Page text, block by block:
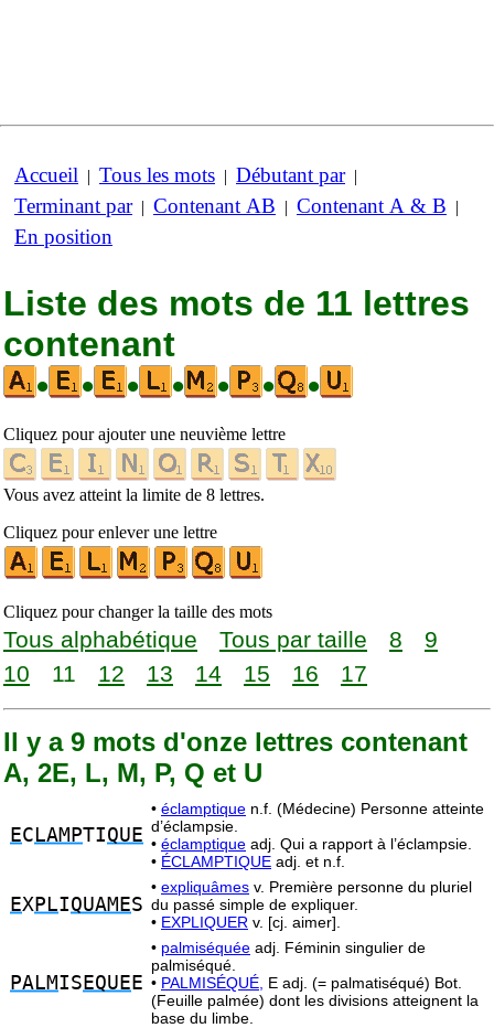
Accueil | Tous les mots | Débutant par|
Terminant par| Contenant AB | Contenant A & B |
En position
Liste des mots de 11 lettres
contenant
•
• • • • • •
Cliquez pour ajouter une neuvième lettre
Vous avez atteint la limite de 8 lettres.
Cliquez pour enlever une lettre
Cliquez pour changer la taille des mots
Tous alphabétique Tous par taille 8
9
10
11 12 13 14 15 16 17
Il y a 9 mots d'onze lettres contenant
A, 2E, L, M, P, Q et U
EC LAMPTIQUE
• éclamptique n.f. (Médecine) Personne atteinte
d’éclampsie.
• éclamptique adj. Qui a rapport à l’éclampsie.
• ÉCLAMPTIQUE adj. et n.f.
EXPLIQUAMES
• expliquâmes v. Première personne du pluriel
du passé simple de expliquer.
• EXPLIQUER v. [cj. aimer].
PALMIS EQUE E
• palmiséquée adj. Féminin singulier de
palmiséqué.
• PALMISÉQUÉ, E adj. (= palmatiséqué) Bot.
(Feuille palmée) dont les divisions atteignent la
base du limbe.